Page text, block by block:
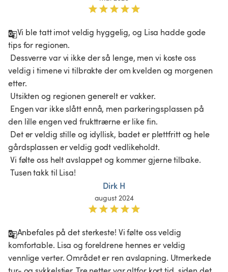
Vi ble tatt imot veldig hyggelig, og Lisa hadde gode
tips for regionen.
veldig i timene vi tilbrakte der om kvelden og morgenen
etter.
den lille engen ved frukttrærne er like fin.
gårdsplassen er veldig godt vedlikeholdt.
Tusen takk til Lisa!
Dirk H
august 2024
Anbefales på det sterkeste! Vi følte oss veldig
komfortable. Lisa og foreldrene hennes er veldig
vennlige verter. Området er ren avslapning. Utmerkede